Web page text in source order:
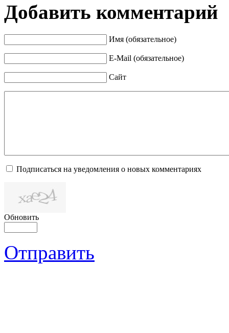
Добавить комментарий
Имя (обязательное)
E-Mail (обязательное)
Сайт
Подписаться на уведомления о новых комментариях
Обновить
Отправить